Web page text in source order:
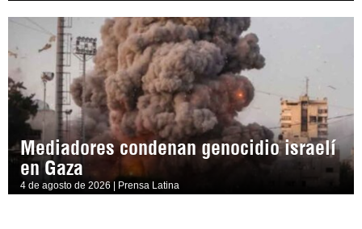
Mediadores condenan genocidio israelí
en Gaza
4 de agosto de 2026 | Prensa Latina